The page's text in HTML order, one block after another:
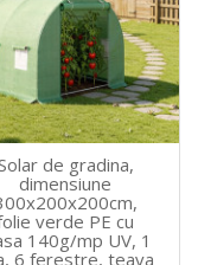
de gradina,
dimensiune
verde PE cu
140g/mp UV, 1
6 ferestre, teava